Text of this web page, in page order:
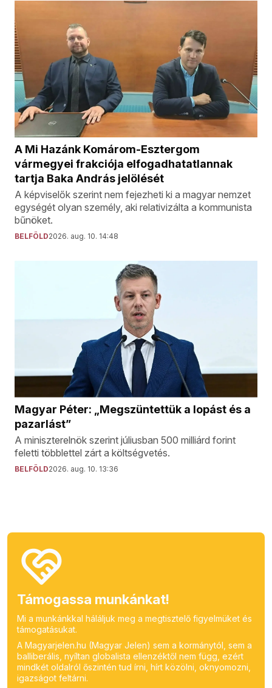
A Mi Hazánk Komárom-Esztergom
vármegyei frakciója elfogadhatatlannak
tartja Baka András jelölését
A képviselők szerint nem fejezheti ki a magyar nemzet
egységét olyan személy, aki relativizálta a kommunista
bűnöket.
BELFÖLD2026. aug. 10. 14:48
Magyar Péter: „Megszüntettük a lopást és a
pazarlást”
A miniszterelnök szerint júliusban 500 milliárd forint
feletti többlettel zárt a költségvetés.
BELFÖLD2026. aug. 10. 13:36
Támogassa munkánkat!
Mi a munkánkkal háláljuk meg a megtisztelő figyelmüket és
támogatásukat.
A Magyarjelen.hu (Magyar Jelen) sem a kormánytól, sem a
balliberális, nyíltan globalista ellenzéktől nem függ, ezért
mindkét oldalról őszintén tud írni, hírt közölni, oknyomozni,
igazságot feltárni.